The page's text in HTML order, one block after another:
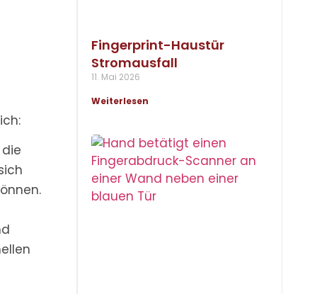
Fingerprint-Haustür
Stromausfall
11. Mai 2026
Weiterlesen